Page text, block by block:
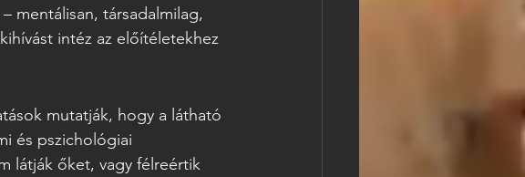
mentálisan, társadalmilag,
intéz az előítéletekhez
mutatják, hogy a látható
és pszichológiai
látják őket, vagy félreértik